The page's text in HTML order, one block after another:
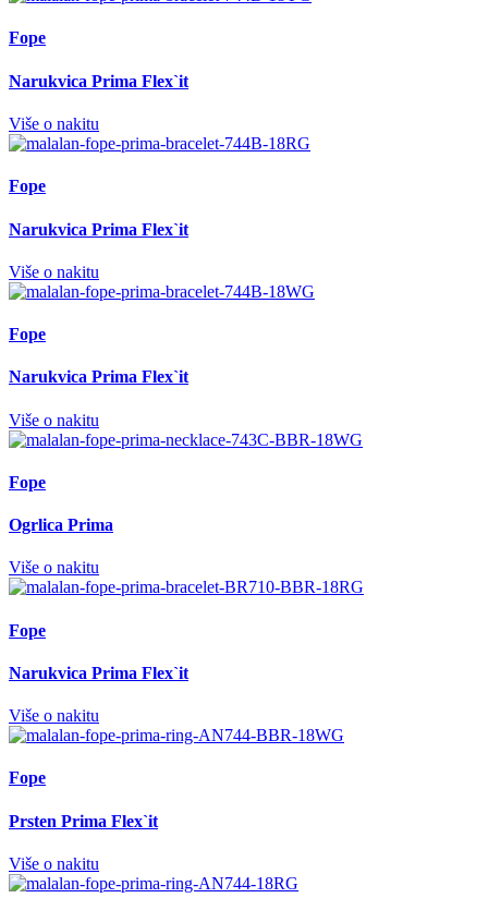
Fope
Narukvica Prima Flex`it
Više o nakitu
Fope
Narukvica Prima Flex`it
Više o nakitu
Fope
Narukvica Prima Flex`it
Više o nakitu
Fope
Ogrlica Prima
Više o nakitu
Fope
Narukvica Prima Flex`it
Više o nakitu
Fope
Prsten Prima Flex`it
Više o nakitu